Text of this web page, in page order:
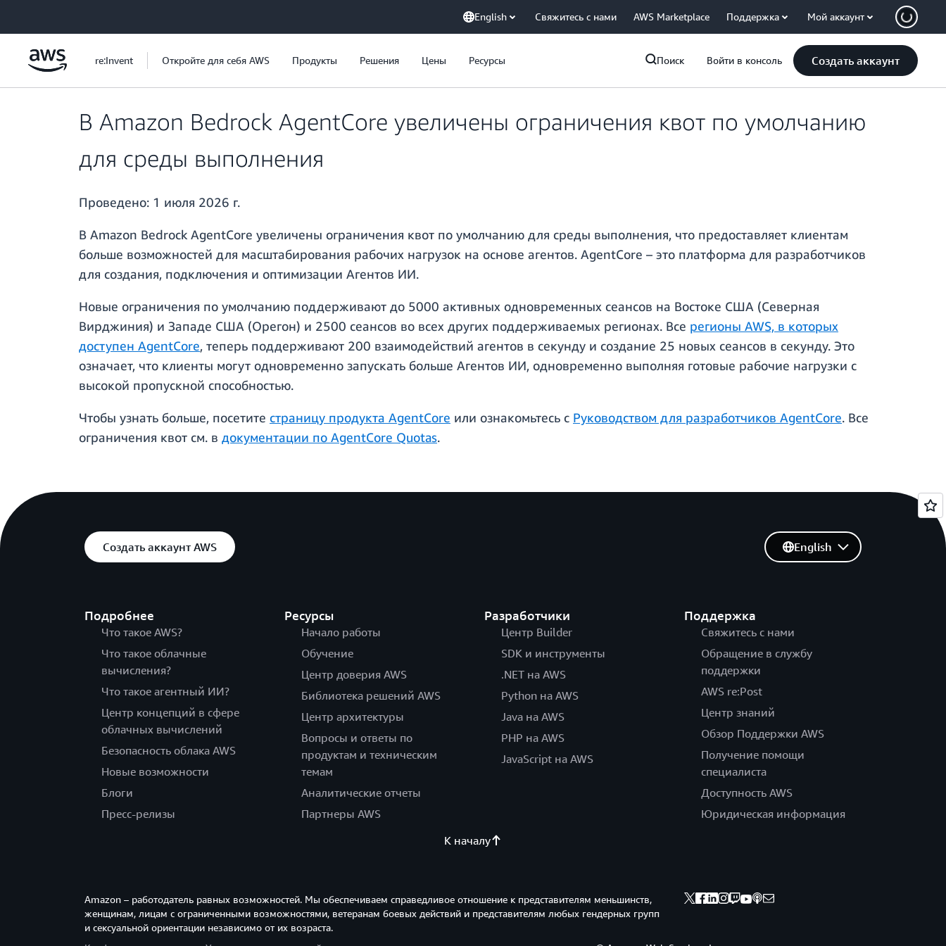
English Свяжитесь с нами AWS Marketplace Поддержка Мой аккаунт
re:Invent Откройте для себя AWS Продукты Решения Цены Ресурсы Поиск Войти в консоль Создать аккаунт
В Amazon Bedrock AgentCore увеличены ограничения квот по умолчанию
для среды выполнения
Проведено: 1 июля 2026 г.
В Amazon Bedrock AgentCore увеличены ограничения квот по умолчанию для среды выполнения, что предоставляет клиентам
больше возможностей для масштабирования рабочих нагрузок на основе агентов. AgentCore – это платформа для разработчиков
для создания, подключения и оптимизации Агентов ИИ.
Новые ограничения по умолчанию поддерживают до 5000 активных одновременных сеансов на Востоке США (Северная
Вирджиния) и Западе США (Орегон) и 2500 сеансов во всех других поддерживаемых регионах. Все регионы AWS, в которых
доступен AgentCore, теперь поддерживают 200 взаимодействий агентов в секунду и создание 25 новых сеансов в секунду. Это
означает, что клиенты могут одновременно запускать больше Агентов ИИ, одновременно выполняя готовые рабочие нагрузки с
высокой пропускной способностью.
Чтобы узнать больше, посетите страницу продукта AgentCore или ознакомьтесь с Руководством для разработчиков AgentCore. Все
ограничения квот см. в документации по AgentCore Quotas.
Создать аккаунт AWS
Подробнее
Что такое AWS?
Что такое облачные
вычисления?
Что такое агентный ИИ?
Центр концепций в сфере
облачных вычислений
Безопасность облака AWS
Новые возможности
Блоги
Пресс-релизы
Ресурсы
Начало работы
Обучение
Центр доверия AWS
Библиотека решений AWS
Центр архитектуры
Вопросы и ответы по
продуктам и техническим
темам
Аналитические отчеты
Партнеры AWS
Разработчики
Центр Builder
SDK и инструменты
.NET на AWS
Python на AWS
Java на AWS
PHP на AWS
JavaScript на AWS
Поддержка
Свяжитесь с нами
Обращение в службу
поддержки
AWS re:Post
Центр знаний
Обзор Поддержки AWS
Получение помощи
специалиста
Доступность AWS
Юридическая информация
English
К началу
Amazon – работодатель равных возможностей. Мы обеспечиваем справедливое отношение к представителям меньшинств,
женщинам, лицам с ограниченными возможностями, ветеранам боевых действий и представителям любых гендерных групп
и сексуальной ориентации независимо от их возраста.